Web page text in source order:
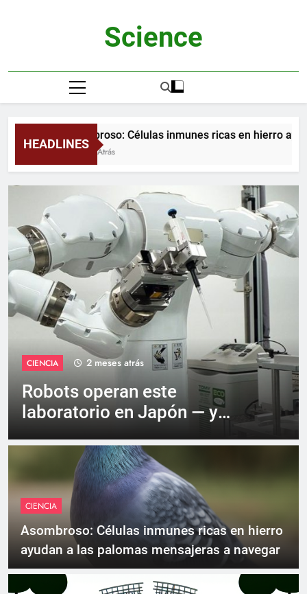
Science
HEADLINES
Asombroso: Células inmunes ricas en hierro
2 Meses Atrás
CIENCIA 4 meses atrás
Nueva red cerebral es un
‘sistema secreto’ hecho de
CIENCIA
Asombroso: Células inmunes ricas en hierro
ayudan a las palomas mensajeras a navegar